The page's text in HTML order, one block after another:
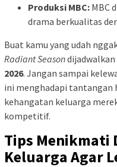
Produksi MBC: MBC
drama berkualitas
Buat kamu yang udah
Radiant Seasondijadwalkan
2026. Jangan sampai
ini menghadapi tantangan
kehangatan keluarga
kompetitif.
Tips Menikmati
Keluarga Agar